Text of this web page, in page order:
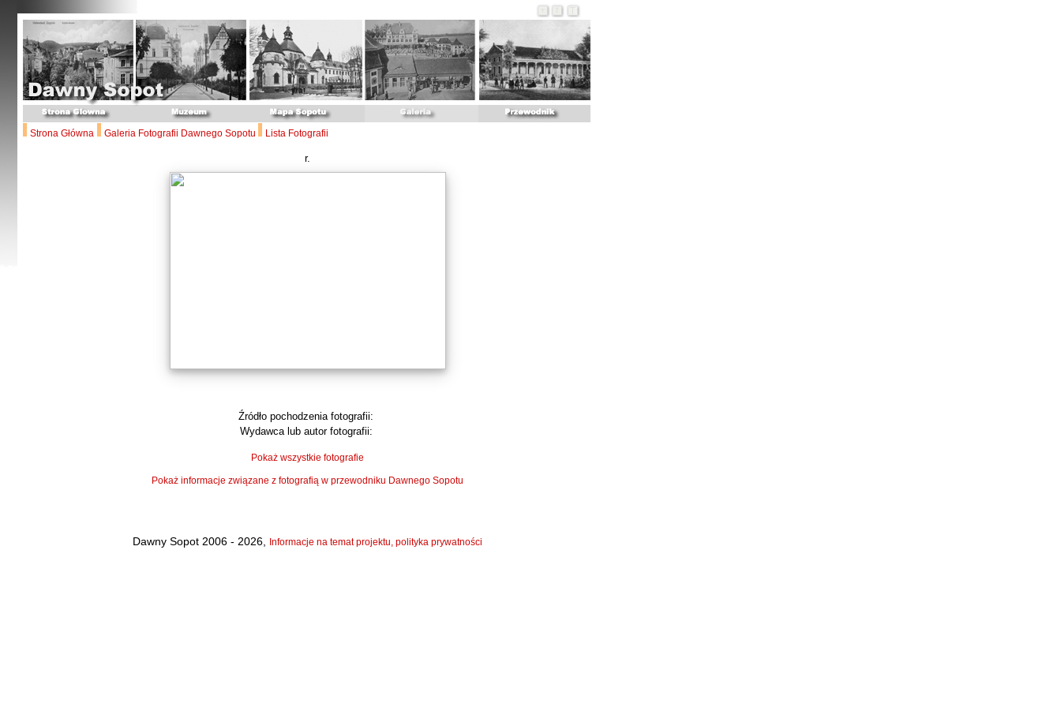
Strona Główna Galeria Fotografii Dawnego Sopotu Lista Fotografii
r.
Źródło pochodzenia fotografii:
Wydawca lub autor fotografii:
Pokaż wszystkie fotografie
Pokaż informacje związane z fotografią w przewodniku Dawnego Sopotu
Dawny Sopot 2006 - 2026, Informacje na temat projektu, polityka prywatności